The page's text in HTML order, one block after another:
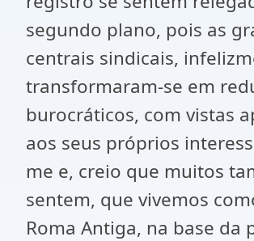
segundo plano, pois as
centrais sindicais,
transformaram-se em
burocráticos, com vistas
aos seus próprios
me e, creio que muitos
sentem, que vivemos
Roma Antiga, na base da